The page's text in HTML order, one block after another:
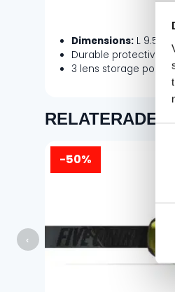
Dimensions:L 9.5in x
Durable protective
3 lens storage
RELATERADE
‹
-50%